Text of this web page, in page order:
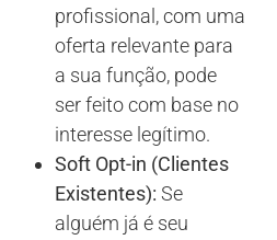
profissional, com uma
oferta relevante para
a sua função, pode
ser feito com base no
interesse legítimo.
Soft Opt-in (Clientes
Existentes): Se
alguém já é seu